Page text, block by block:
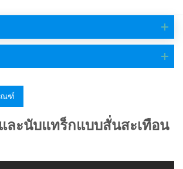
ณฑ์
ละนับแทร็กแบบสั่นสะเทือน